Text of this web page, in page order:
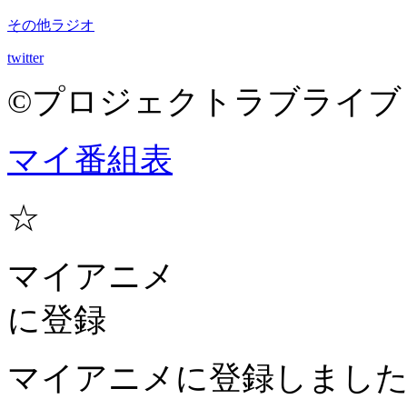
その他ラジオ
twitter
©プロジェクトラブライ
マイ番組表
☆
マイアニメ
に登録
マイアニメに登録しまし